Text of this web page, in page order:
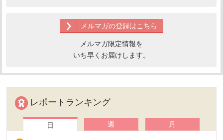
メルマガの登録はこちら
メルマガ限定情報を
いち早くお届けします。
レポートランキング
日 週 月